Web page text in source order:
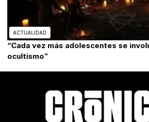
ACTUALIDAD
“Cada vez más adolescentes se
ocultismo”